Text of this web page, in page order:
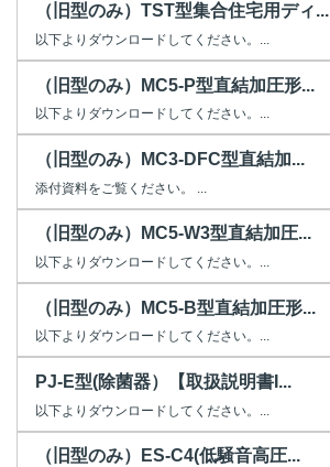
（旧型のみ）TST型集合住宅用ディ...
以下よりダウンロードしてください。...
（旧型のみ）MC5-P型直結加圧形...
以下よりダウンロードしてください。...
（旧型のみ）MC3-DFC型直結加...
添付資料をご覧ください。 ...
（旧型のみ）MC5-W3型直結加圧...
以下よりダウンロードしてください。...
（旧型のみ）MC5-B型直結加圧形...
以下よりダウンロードしてください。...
PJ-E型(除菌器）【取扱説明書I...
以下よりダウンロードしてください。...
（旧型のみ）ES-C4(低騒音高圧...